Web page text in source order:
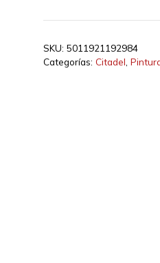
MUD
cantidad
SKU: 5011921192984
Categorías: Citadel